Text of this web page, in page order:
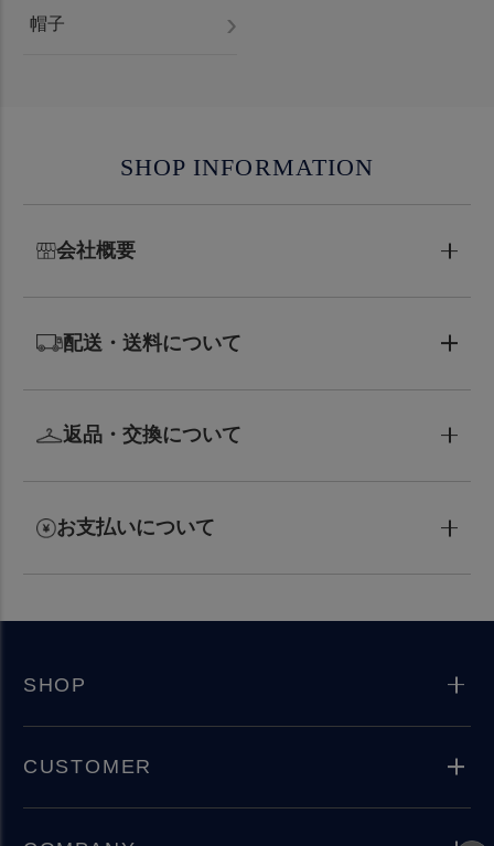
帽子
SHOP INFORMATION
会社概要
配送・送料について
返品・交換について
お支払いについて
SHOP
CUSTOMER